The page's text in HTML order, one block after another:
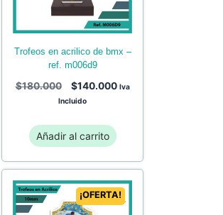
trofeos en acrilico de bmx –
ref. m006d9
$180.000 $140.000 Iva
Incluido
Añadir al carrito
¡OFERTA!